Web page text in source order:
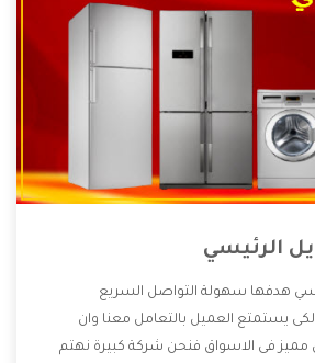
الرئيسي
هدفها سهولة التواصل السريع
يستمتع العميل بالتعامل معنا وان
مميز فى الاسواق فنحن شركة كبيرة نهتم